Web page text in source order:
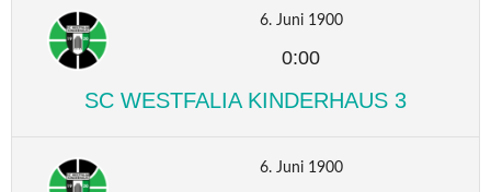
6. Juni 1900
0:00
SC WESTFALIA KINDERHAUS 3
6. Juni 1900